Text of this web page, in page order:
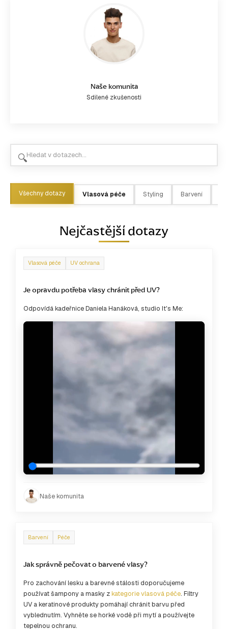
Naše komunita
Sdílené zkušenosti
Všechny dotazy Vlasová péče Styling Barvení
Nejčastější dotazy
Vlasová péče UV ochrana
Je opravdu potřeba vlasy chránit před UV?
Odpovídá kadeřnice Daniela Hanáková, studio It's Me:
Přehrát
Naše komunita
Barvení Péče
Jak správně pečovat o barvené vlasy?
Pro zachování lesku a barevné stálosti doporučujeme
používat šampony a masky zkategorie vlasová péče. Filtry
UV a keratinové produkty pomáhají chránit barvu před
vyblednutím. Vyhněte se horké vodě při mytí a používejte
tepelnou ochranu.